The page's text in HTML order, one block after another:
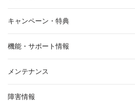
キャンペーン・特典
機能・サポート情報
メンテナンス
障害情報